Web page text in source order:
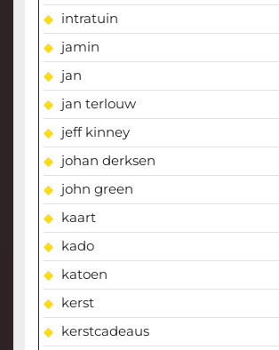
intratuin
jamin
jan
jan terlouw
jeff kinney
johan derksen
john green
kaart
kado
katoen
kerst
kerstcadeaus